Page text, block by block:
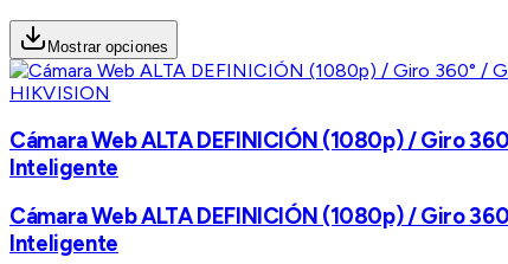
Mostrar opciones
HIKVISION
Cámara Web ALTA DEFINICIÓN (1080p) / Giro
Inteligente
Cámara Web ALTA DEFINICIÓN (1080p) / Giro
Inteligente